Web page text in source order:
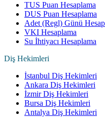
TUS Puan Hesaplama
DUS Puan Hesaplama
Adet (Regl) Günü
VKI Hesaplama
Su İhtiyacı Hesaplama
Diş Hekimleri
İstanbul Diş Hekimleri
Ankara Diş Hekimleri
İzmir Diş Hekimleri
Bursa Diş Hekimleri
Antalya Diş Hekimleri